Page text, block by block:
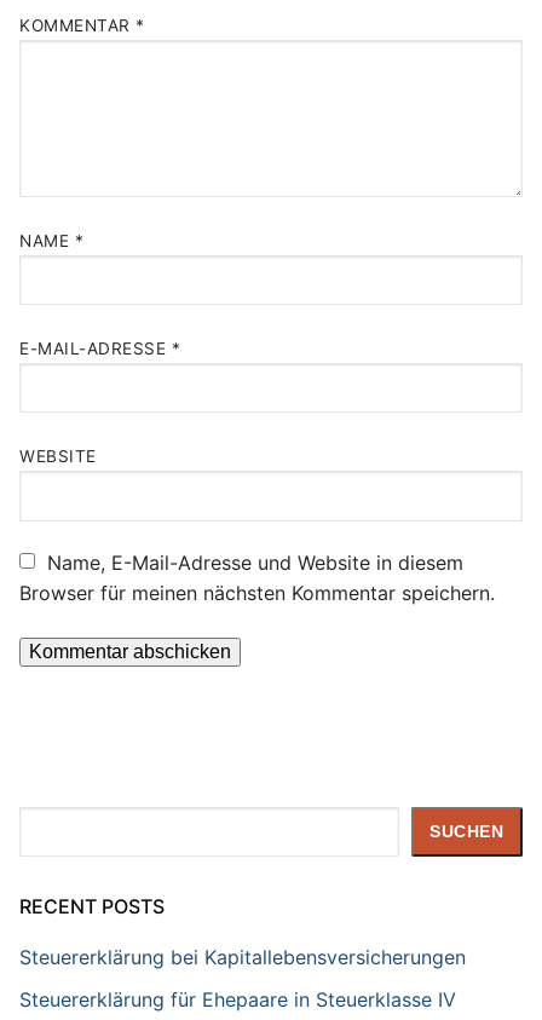
KOMMENTAR *
NAME *
E-MAIL-ADRESSE *
WEBSITE
Name, E-Mail-Adresse und Website in diesem
Browser für meinen nächsten Kommentar speichern.
SUCHEN
RECENT POSTS
Steuererklärung bei Kapitallebensversicherungen
Steuererklärung für Ehepaare in Steuerklasse IV